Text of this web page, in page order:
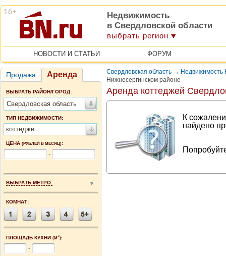
Недвижимость
в Свердловской области
выбрать регион
НОВОСТИ И СТАТЬИ ФОРУМ
Продажа Аренда
ВЫБРАТЬ РАЙОН/ГОРОД:
Свердловская область
ТИП НЕДВИЖИМОСТИ:
коттеджи
ЦЕНА (РУБЛЕЙ В МЕСЯЦ):
-
ВЫБРАТЬ МЕТРО:
КОМНАТ:
ПЛОЩАДЬ КУХНИ (М2):
-
Свердловская область → Недвижимость
Нижнесергинском районе
Аренда коттеджей
К
найдено